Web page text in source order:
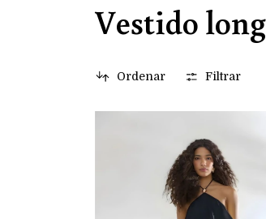
Vestido
Ordenar Filtrar